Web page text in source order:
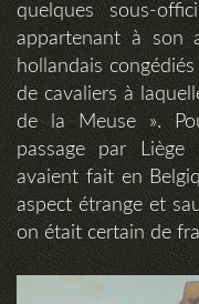
quelques sous-
appartenant à son
hollandais
de cavaliers à
de la Meuse ».
passage par
avaient fait en
aspect étrange et
on était certain de